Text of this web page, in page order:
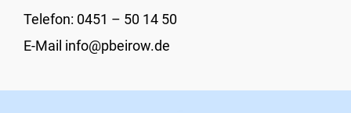
Telefon: 0451 – 50 14 50
E-Mail info@pbeirow.de